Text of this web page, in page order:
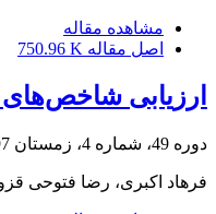
مشاهده مقاله
اصل مقاله 750.96 K
ارزیابی
دوره 49، شماره 4، زمستان 1397، صفحه
فرهاد اکبری، رضا فتوحی